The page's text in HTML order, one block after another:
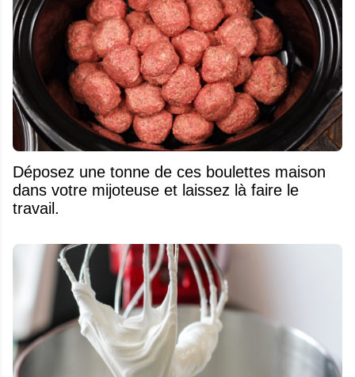
Déposez une tonne de ces boulettes maison
dans votre mijoteuse et laissez là faire le
travail.